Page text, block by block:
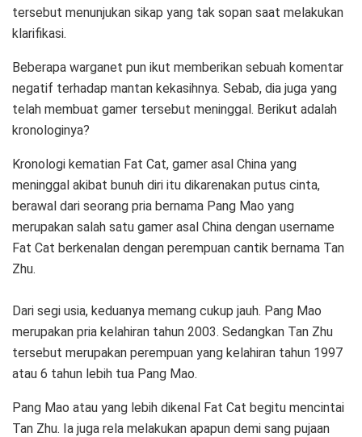
tersebut menunjukan sikap yang tak sopan saat melakukan
klarifikasi.
Beberapa warganet pun ikut memberikan sebuah komentar
negatif terhadap mantan kekasihnya. Sebab, dia juga yang
telah membuat gamer tersebut meninggal. Berikut adalah
kronologinya?
Kronologi kematian Fat Cat, gamer asal China yang
meninggal akibat bunuh diri itu dikarenakan putus cinta,
berawal dari seorang pria bernama Pang Mao yang
merupakan salah satu gamer asal China dengan username
Fat Cat berkenalan dengan perempuan cantik bernama Tan
Zhu.
Dari segi usia, keduanya memang cukup jauh. Pang Mao
merupakan pria kelahiran tahun 2003. Sedangkan Tan Zhu
tersebut merupakan perempuan yang kelahiran tahun 1997
atau 6 tahun lebih tua Pang Mao.
Pang Mao atau yang lebih dikenal Fat Cat begitu mencintai
Tan Zhu. Ia juga rela melakukan apapun demi sang pujaan